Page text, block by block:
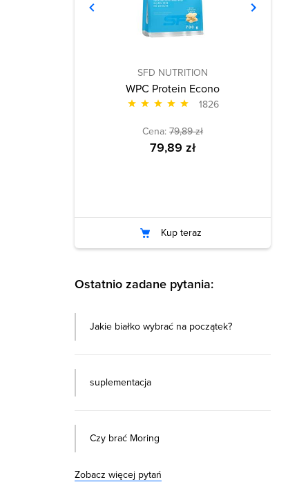
SFD NUTRITION
WPC Protein Econo
1826
Cena:79,89 zł
79,89 zł
Kup teraz
Ostatnio zadane pytania:
Jakie białko wybrać na początek?
suplementacja
Czy brać Moring
Zobacz więcej pytań